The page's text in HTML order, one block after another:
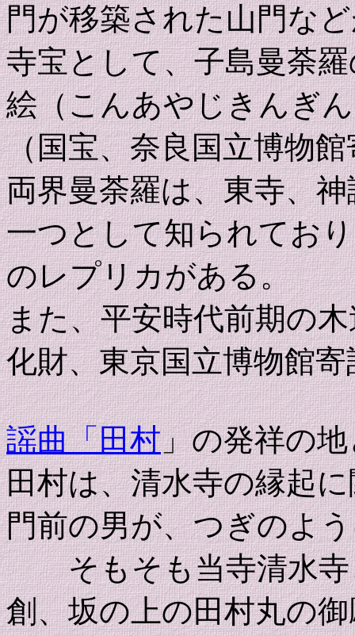
門が移築された山門な
寺宝として、子島曼荼
絵（こんあやじきんぎ
（国宝、奈良国立博物
両界曼荼羅は、東寺、
一つとして知られてお
のレプリカがある。
また、平安時代前期の
化財、東京国立博物館
謡曲「田村」の発祥の
田村は、清水寺の縁起
門前の男が、つぎのよ
そもそも当寺清水寺
創、坂の上の田村丸の